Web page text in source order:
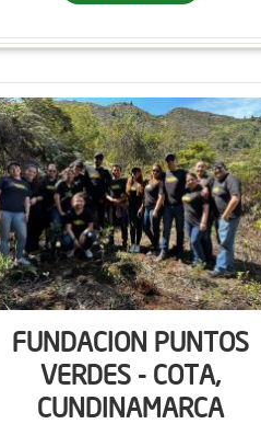
FUNDACION PUNTOS
VERDES - COTA,
CUNDINAMARCA